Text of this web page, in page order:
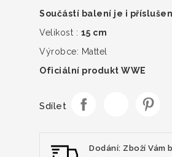
Součástí balení je i
Velikost : 15 cm
Výrobce: Mattel
Oficiální produkt WWE
Sdílet
Dodání: Zboží Vám